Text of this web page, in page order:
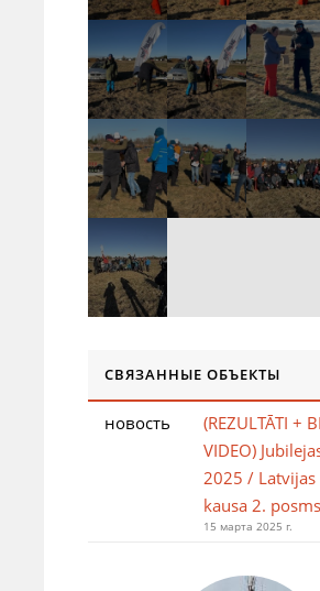
СВЯЗАННЫЕ ОБЪЕКТЫ
новость
(REZULTĀTI +
VIDEO)
2025 / Latvijas
kausa 2. posms
15 марта 2025 г.